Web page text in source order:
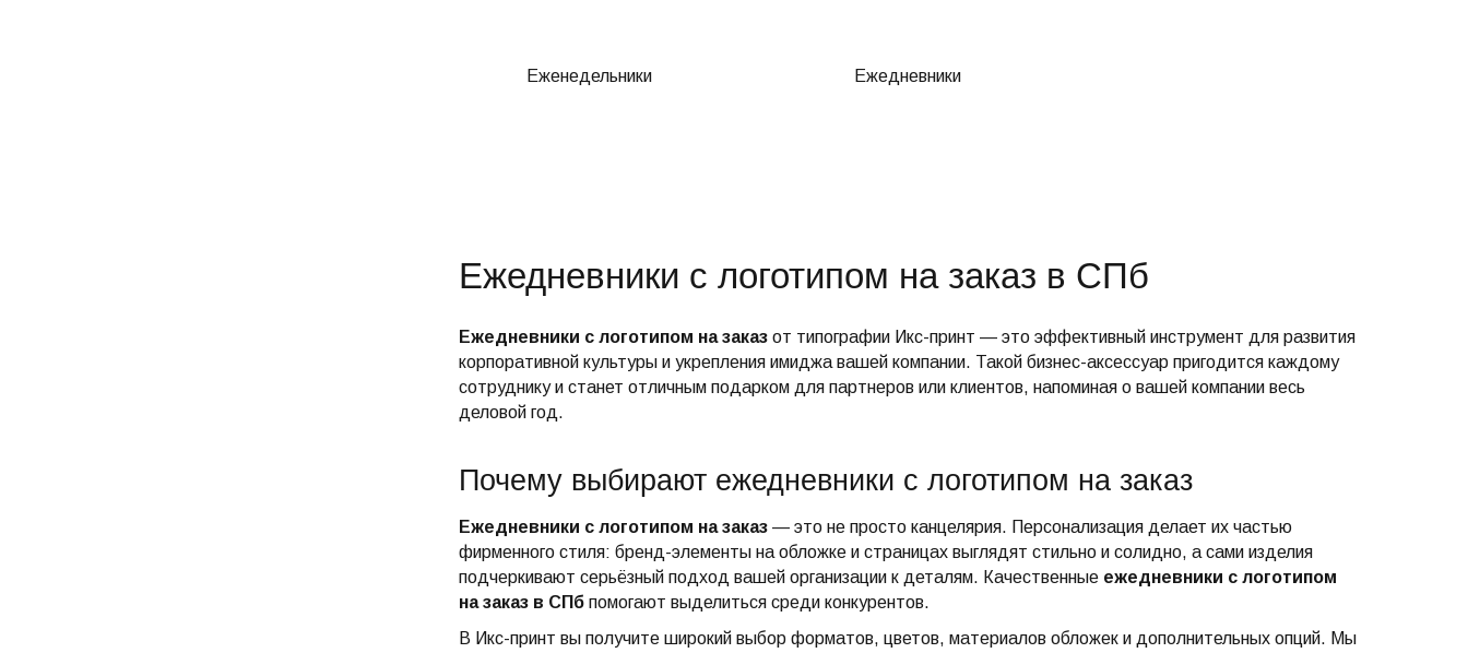
Еженедельники Ежедневники
Ежедневники с логотипом на заказ в СПб
Ежедневники с логотипом на заказот типографии Икс-принт — это эффективный инструмент для развития
корпоративной культуры и укрепления имиджа вашей компании. Такой бизнес-аксессуар пригодится каждому
сотруднику и станет отличным подарком для партнеров или клиентов, напоминая о вашей компании весь
деловой год.
Почему выбирают ежедневники с логотипом на заказ
Ежедневники с логотипом на заказ— это не просто канцелярия. Персонализация делает их частью
фирменного стиля: бренд-элементы на обложке и страницах выглядят стильно и солидно, а сами изделия
подчеркивают серьёзный подход вашей организации к деталям. Качественные ежедневники с логотипом
на заказ в СПбпомогают выделиться среди конкурентов.
В Икс-принт вы получите широкий выбор форматов, цветов, материалов обложек и дополнительных опций. Мы